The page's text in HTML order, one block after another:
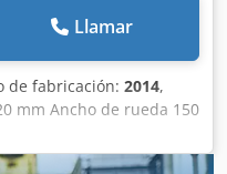
Llamar
de fabricación: 2014,
mm Ancho de rueda 150
1 Superficie de
Af Aoa Diámetro